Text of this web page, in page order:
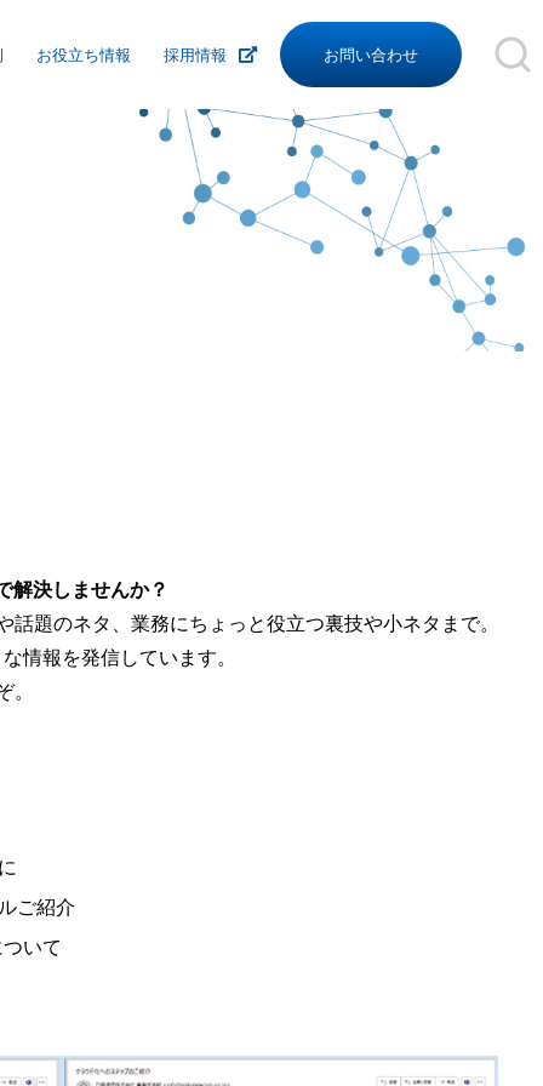
組織図
お役立ち情報 採用情報 お問い合わせ
解決しませんか？
題のネタ、業務にちょっと役立つ裏技や小ネタまで。
情報を発信しています。
ご紹介
いて